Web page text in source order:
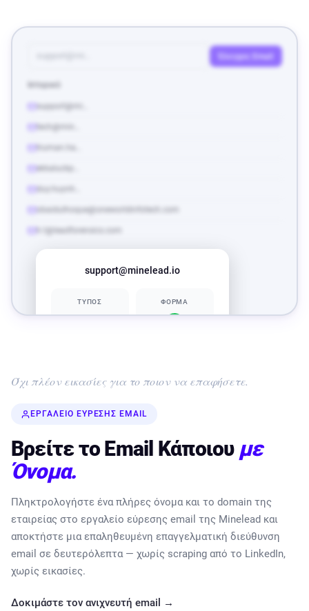
Έλεγχος Email
Ιστορικό
support@mi…
tech@min…
truman.ha…
ekkaluckp…
duy.huynh…
obaidulhoque@oneworldinfotech.com
h.t@leadforensics.com
support@minelead.io
ΤΥΠΟΣ ΦΟΡΜΑ
ΔΙΑΚΟΜΙΣΤΗΣ ΚΑΤΑΣΤΑΣΗ
τομέα
Όχι πλέον εικασίες για το ποιον να επαφήσετε.
ΕΡΓΑΛΕΊΟ ΕΎΡΕΣΗΣ EMAIL
Βρείτε το Email Κάποιου με
Όνομα.
Πληκτρολογήστε ένα πλήρες όνομα και το domain της
εταιρείας στο εργαλείο εύρεσης email της Minelead και
αποκτήστε μια επαληθευμένη επαγγελματική διεύθυνση
email σε δευτερόλεπτα — χωρίς scraping από το LinkedIn,
χωρίς εικασίες.
Δοκιμάστε τον ανιχνευτή email →